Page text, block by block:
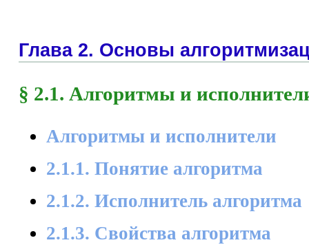
Глава 2. Основы
§ 2.1. Алгоритмы и
Алгоритмы и исполнители
2.1.1. Понятие алгоритма
2.1.2. Исполнитель алгоритма
2.1.3. Свойства алгоритма